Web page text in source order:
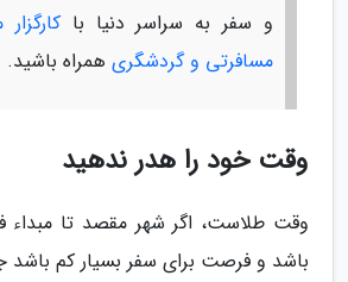
و سفر به سراسر دنیا با
مسافرتی و گردشگری همراه باشید.
وقت خود را هدر ندهید
وقت طلاست، اگر شهر مقصد تا مبداء
باشد و فرصت برای سفر بسیار کم